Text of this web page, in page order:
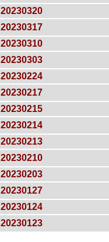
20230320
20230317
20230310
20230303
20230224
20230217
20230215
20230214
20230213
20230210
20230203
20230127
20230124
20230123